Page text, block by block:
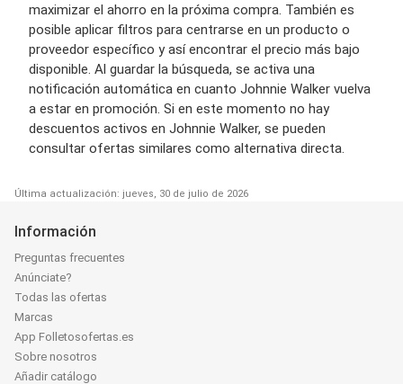
maximizar el ahorro en la próxima compra. También es
posible aplicar filtros para centrarse en un producto o
proveedor específico y así encontrar el precio más bajo
disponible. Al guardar la búsqueda, se activa una
notificación automática en cuanto Johnnie Walker vuelva
a estar en promoción. Si en este momento no hay
descuentos activos en Johnnie Walker, se pueden
consultar ofertas similares como alternativa directa.
Última actualización: jueves, 30 de julio de 2026
Información
Preguntas frecuentes
Anúnciate?
Todas las ofertas
Marcas
App Folletosofertas.es
Sobre nosotros
Añadir catálogo